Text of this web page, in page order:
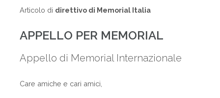
Articolo di direttivo di Memorial Italia
APPELLO PER MEMORIAL
Appello di Memorial Internazionale
Care amiche e cari amici,